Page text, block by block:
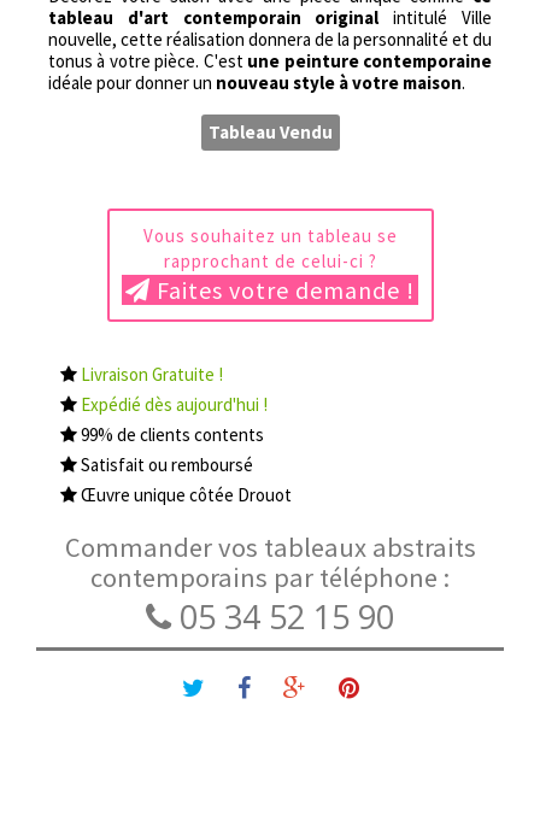
tableau d'art contemporain original intitulé Ville
nouvelle, cette réalisation donnera de la personnalité et du
tonus à votre pièce. C'est une peinture contemporaine
idéale pour donner un nouveau style à votre maison.
Tableau Vendu
Vous souhaitez un tableau se
rapprochant de celui-ci ?
Faites votre demande !
Livraison Gratuite !
Expédié dès aujourd'hui !
99% de clients contents
Satisfait ou remboursé
Œuvre unique côtée Drouot
Commander vos tableaux abstraits
contemporains par téléphone :
05 34 52 15 90